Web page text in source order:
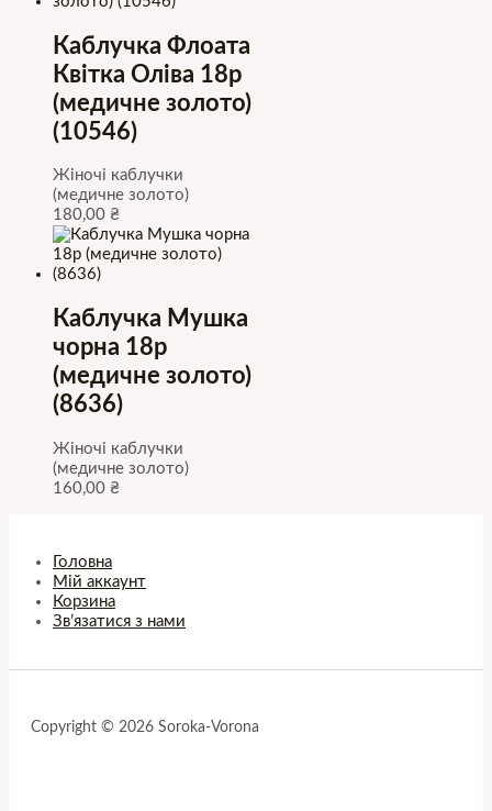
Каблучка Флоата
Квітка Оліва 18р
(медичне золото)
(10546)
Жіночі каблучки
(медичне золото)
180,00 ₴
Каблучка Мушка
чорна 18р
(медичне золото)
(8636)
Жіночі каблучки
(медичне золото)
160,00 ₴
Головна
Мій аккаунт
Корзина
Зв’язатися з нами
Copyright © 2026 Soroka-Vorona